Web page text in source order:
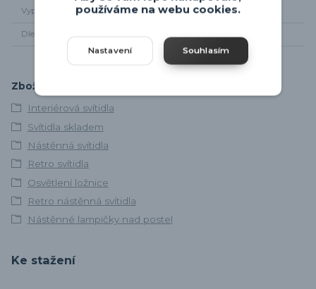
Vypínač Ne
Dle zapojení
Zboží zařazeno v kategoriích
Interiérová svítidla
Svítidla skladem
Nástěnná svítidla
Retro svítidla
Osvětlení ložnice
Retro nástěnná svítidla
Nástěnné lampičky nad postel
Ke stažení
používáme na webu cookies.
Nastavení Souhlasím